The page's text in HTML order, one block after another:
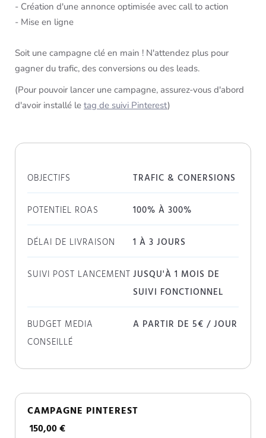
- Création d'une annonce optimisée avec call to action
- Mise en ligne
Soit une campagne clé en main ! N'attendez plus pour
gagner du trafic, des conversions ou des leads.
(Pour pouvoir lancer une campagne, assurez-vous d'abord
d'avoir installé le tag de suivi Pinterest)
OBJECTIFS TRAFIC & CONERSIONS
POTENTIEL ROAS 100% À 300%
DÉLAI DE LIVRAISON 1 À 3 JOURS
SUIVI POST LANCEMENT JUSQU'À 1 MOIS DE
SUIVI FONCTIONNEL
BUDGET MEDIA
CONSEILLÉ
A PARTIR DE 5€ / JOUR
CAMPAGNE PINTEREST
150,00 €